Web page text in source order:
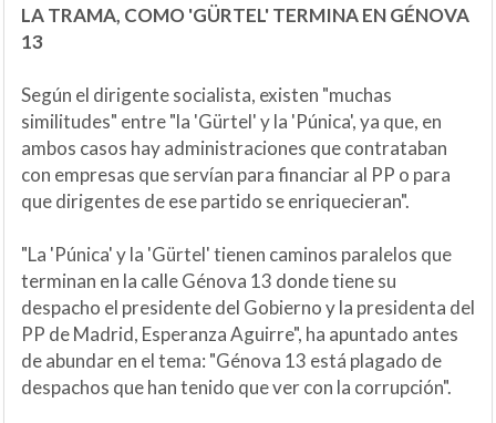
LA TRAMA, COMO 'GÜRTEL' TERMINA EN GÉNOVA
13
Según el dirigente socialista, existen "muchas
similitudes" entre "la 'Gürtel' y la 'Púnica', ya que, en
ambos casos hay administraciones que contrataban
con empresas que servían para financiar al PP o para
que dirigentes de ese partido se enriquecieran".
"La 'Púnica' y la 'Gürtel' tienen caminos paralelos que
terminan en la calle Génova 13 donde tiene su
despacho el presidente del Gobierno y la presidenta del
PP de Madrid, Esperanza Aguirre", ha apuntado antes
de abundar en el tema: "Génova 13 está plagado de
despachos que han tenido que ver con la corrupción".